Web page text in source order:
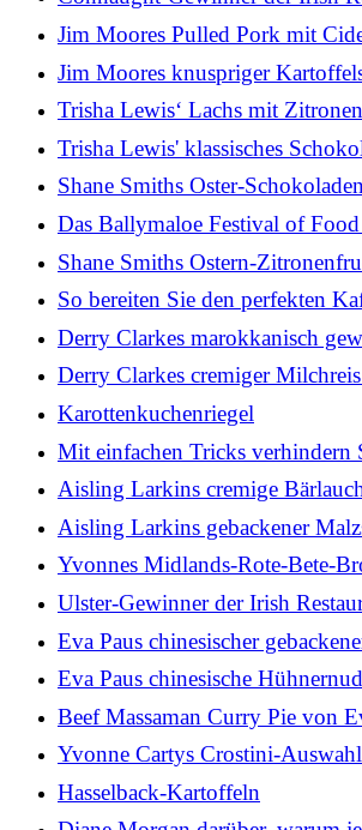
2026
Jim Moores Pulled Pork mit
würzigem Krautsalat
Jim Moores knuspriger
Kapern-Dressing
Trisha Lewis‘ Lachs mit
Trisha Lewis' klassisches
Vanille, knusprigen
Minze und Chantilly-Creme
Shane Smiths Oster-
Heute
Das Ballymaloe Festival of
herausragenden Programm nach
Shane Smiths Ostern-
Heute
So bereiten Sie den perfekten
oder unterwegs zu
Derry Clarkes marokkanisch
Rindfleisch-Hot Pot mit
Derry Clarkes cremiger
Kokosnuss: Heute
Karottenkuchenriegel
Mit einfachen Tricks verhindern
zu einem wählerischen Esser wird
Aisling Larkins cremige
Lasagne: Heute
Aisling Larkins gebackener
Käsekuchen: Heute
Yvonnes Midlands-Rote-Bete-
Ulster-Gewinner der Irish
Eva Paus chinesischer
Schweinekotelett-Reis
Eva Paus chinesische
Beef Massaman Curry Pie von
Yvonne Cartys Crostini-
Hasselback-Kartoffeln